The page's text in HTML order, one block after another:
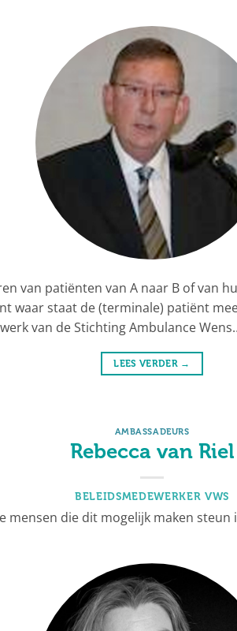
van patiënten van A naar B of van
waar staat de (terminale) patiënt
van de Stichting Ambulance
LEES VERDER →
AMBASSADEURS
Rebecca van Riel
BELEIDSMEDEWERKER VWS
mensen die dit mogelijk maken steun